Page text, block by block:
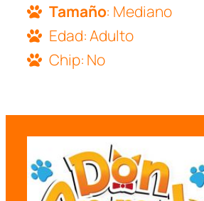
Tamaño: Mediano
Edad: Adulto
Chip: No